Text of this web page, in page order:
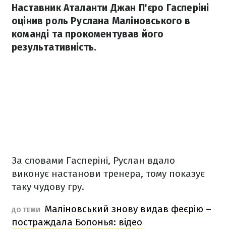
Наставник Аталанти Джан П'єро Гасперіні
оцінив роль Руслана Маліновського в
команді та прокоментував його
результативність.
За словами Гасперіні, Руслан вдало
виконує настанови тренера, тому показує
таку чудову гру.
ДО ТЕМИ
Маліновський знову видав феєрію –
постраждала Болонья: відео